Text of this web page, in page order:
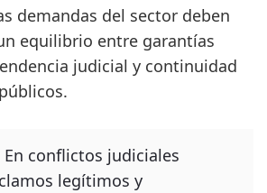
demandas del sector deben
equilibrio entre garantías
judicial y continuidad
conflictos judiciales
legítimos y